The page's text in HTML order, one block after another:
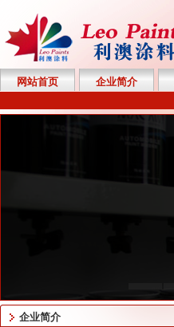
网站首页 企业简介
企业简介